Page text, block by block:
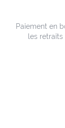
Paiement en
les